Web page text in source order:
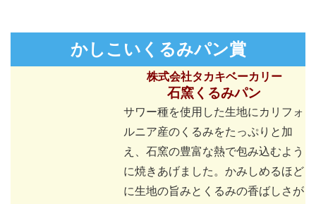
かしこいくるみパン賞
株式会社タカキベーカリー
石窯くるみパン
サワー種を使用した生地にカリフォ
ルニア産のくるみをたっぷりと加
え、石窯の豊富な熱で包み込むよう
に焼きあげました。かみしめるほど
に生地の旨みとくるみの香ばしさが